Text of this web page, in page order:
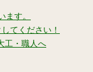
ます。
てください！